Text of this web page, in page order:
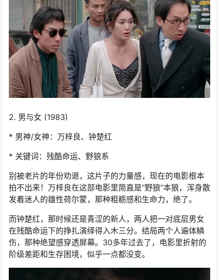
2. 男与女 (1983)
* 男神/女神：万梓良、钟楚红
* 关键词：残酷命运、野狼系
别被老片的年份劝退，这片子的力量感，现在的电影根本
拍不出来！万梓良在这部电影里简直是“野狼”本狼，浑身散
发着迷人的雄性荷尔蒙，那种粗粝感和生命力，绝了。
而钟楚红，那时候还是青涩的新人，两人把一对底层男女
在残酷命运下的挣扎演绎得入木三分。结局两个人遍体鳞
伤，那种绝望感穿透屏幕。30多年过去了，电影里折射的
阶级差距和生存困境，似乎一点都没变。